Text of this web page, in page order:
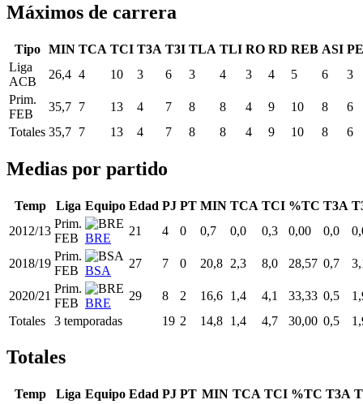
Máximos de carrera
Tipo MIN TCA TCI T3A T3I TLA TLI RO RD REB ASI
Liga
ACB
26,4 4 10 3 6 3 4 3 4 5 6
3
Prim.
FEB
35,7 7 13 4 7 8 8 4 9 10 8
6
Totales 35,7 7 13 4 7 8 8 4 9 10 8 6
Medias por partido
Temp Liga Equipo Edad PJ PT MIN TCA TCI %TC T3A
2012/13
Prim.
FEB BRE
21 4 0 0,7 0,0 0,3 0,00 0,0
2018/19
Prim.
FEB BSA
27 7 0 20,8 2,3 8,0 28,57 0,7
2020/21
Prim.
FEB BRE
29 8 2 16,6 1,4 4,1 33,33 0,5
Totales
3 temporadas 19 2 14,8 1,4 4,7 30,00 0,5
Totales
Temp Liga Equipo Edad PJ PT MIN TCA TCI %TC T3A